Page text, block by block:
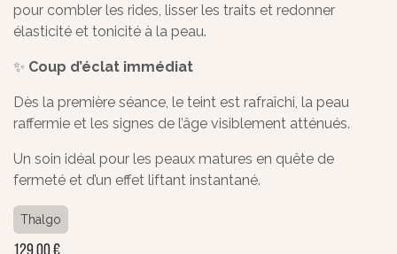
pour combler les rides, lisser les traits et redonner
élasticité et tonicité à la peau.
✨ Coup d’éclat immédiat
Dès la première séance, le teint est rafraîchi, la peau
raffermie et les signes de l’âge visiblement atténués.
Un soin idéal pour les peaux matures en quête de
fermeté et d’un effet liftant instantané.
Thalgo